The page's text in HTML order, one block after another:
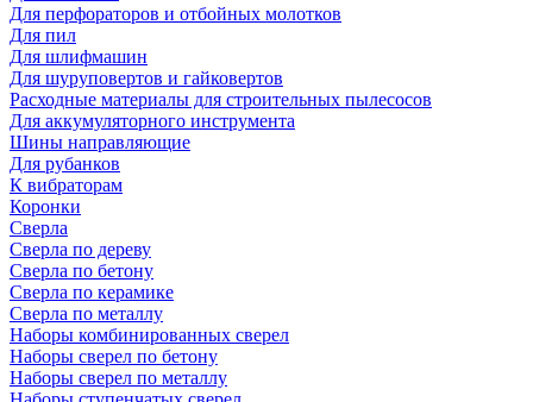
Для перфораторов и отбойных молотков
Для пил
Для шлифмашин
Для шуруповертов и гайковертов
Расходные материалы для строительных пылесосов
Для аккумуляторного инструмента
Шины направляющие
Для рубанков
К вибраторам
Коронки
Сверла
Сверла по дереву
Сверла по бетону
Сверла по керамике
Сверла по металлу
Наборы комбинированных сверел
Наборы сверел по бетону
Наборы сверел по металлу